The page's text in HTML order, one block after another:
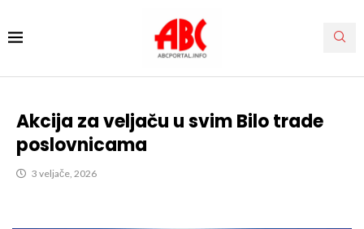
Akcija za veljaču u svim Bilo trade
poslovnicama
3 veljače, 2026